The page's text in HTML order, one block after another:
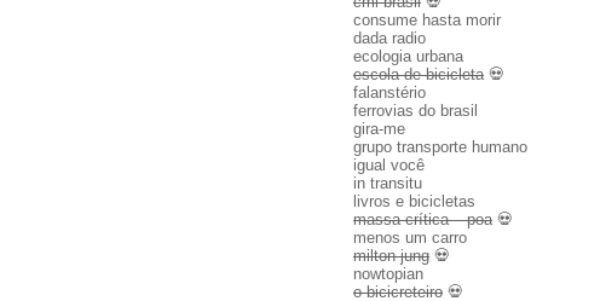
consume hasta morir
dada radio
ecologia urbana
escola de bicicleta💀
falanstério
ferrovias do brasil
gira-me
grupo transporte humano
igual você
in transitu
livros e bicicletas
massa crítica – poa💀
menos um carro
milton jung 💀
nowtopian
o bicicreteiro 💀